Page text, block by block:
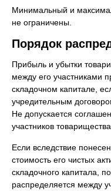
Минимальный и
не ограничены.
Порядок
Прибыль и убытки
между его участниками
складочном капитале,
учредительным
Не допускается
участников
Если вследствие
стоимость его чистых
складочного капитала,
распределяется между